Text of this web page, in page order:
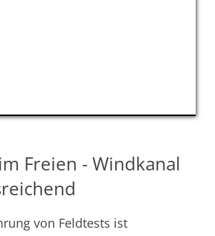
Freien - Windkanal
von Feldtests ist